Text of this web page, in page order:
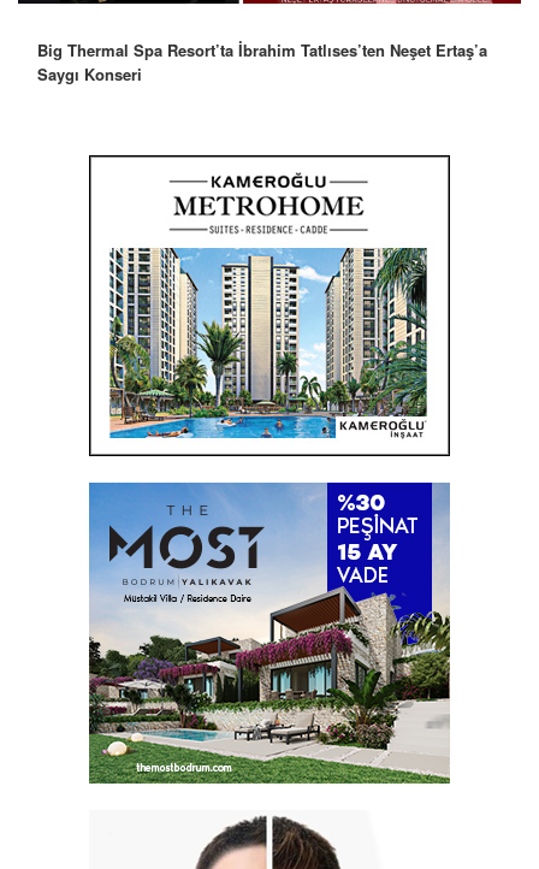
Big Thermal Spa Resort’ta İbrahim Tatlıses’ten Neşet Ertaş’a
Saygı Konseri
Robbie Williams’tan İstanbul’a Mesaj: “Unutulmaz Bir Gece
Olacak”